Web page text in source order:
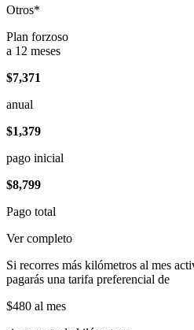
Otros*
Plan forzoso
a 12 meses
$7,371
anual
$1,379
pago inicial
$8,799
Pago total
Ver completo
Si recorres más kilómetros al mes
pagarás una tarifa preferencial de
$480 al mes